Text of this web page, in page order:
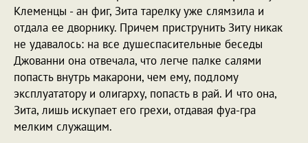
Клеменцы - ан фиг, Зита тарелку уже слямзила и
отдала ее дворнику. Причем приструнить Зиту никак
не удавалось: на все душеспасительные беседы
Джованни она отвечала, что легче палке салями
попасть внутрь макарони, чем ему, подлому
эксплуататору и олигарху, попасть в рай. И что она,
Зита, лишь искупает его грехи, отдавая фуа-гра
мелким служащим.